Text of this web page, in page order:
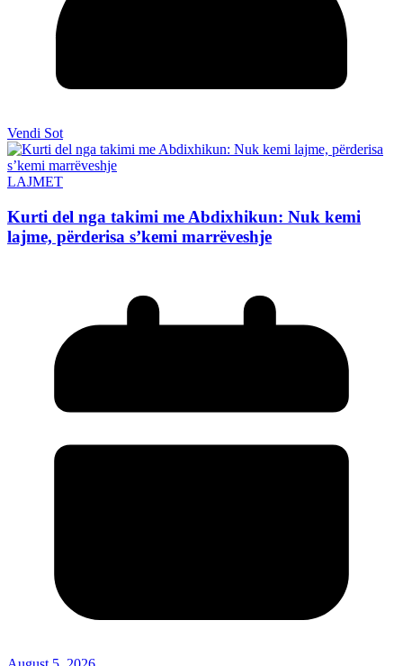
Vendi Sot
LAJMET
Kurti del nga takimi me Abdixhikun: Nuk kemi
lajme, përderisa s’kemi marrëveshje